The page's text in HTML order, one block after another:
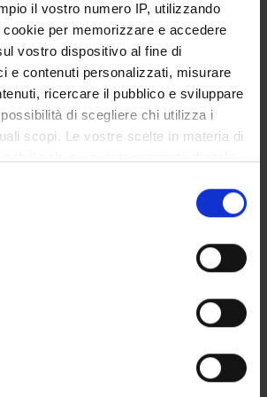
il vostro numero IP, utilizzando
per memorizzare e accedere
vostro dispositivo al fine di
e contenuti personalizzati, misurare
ricercare il pubblico e sviluppare
di scegliere chi utilizza i
scopi. Le vostre scelte in materia di
il proprio consenso in qualsiasi
sui cookie o facendo clic
informazioni sulla tua posizione
un'approssimazione di qualche
il tuo dispositivo, scansionandolo
di Sanità
managed by the department